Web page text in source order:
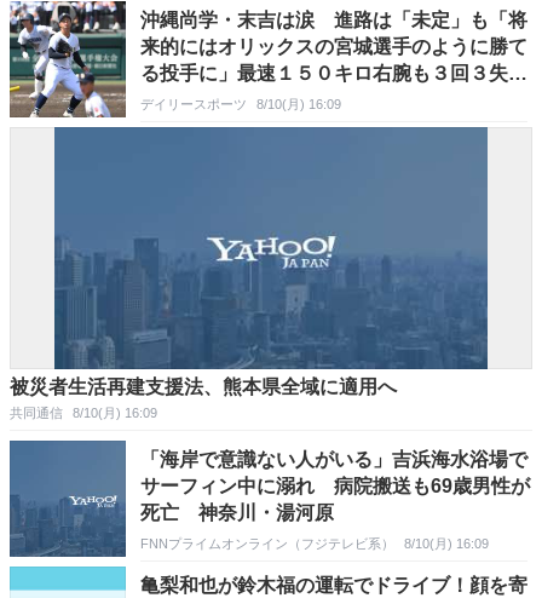
沖縄尚学・末吉は涙 進路は「未定」も「将
来的にはオリックスの宮城選手のように勝て
る投手に」最速１５０キロ右腕も３回３失点
降板
デイリースポーツ 8/10(月) 16:09
被災者生活再建支援法、熊本県全域に適用へ
共同通信 8/10(月) 16:09
「海岸で意識ない人がいる」吉浜海水浴場で
サーフィン中に溺れ 病院搬送も69歳男性が
死亡 神奈川・湯河原
FNNプライムオンライン（フジテレビ系） 8/10(月) 16:09
亀梨和也が鈴木福の運転でドライブ！顔を寄